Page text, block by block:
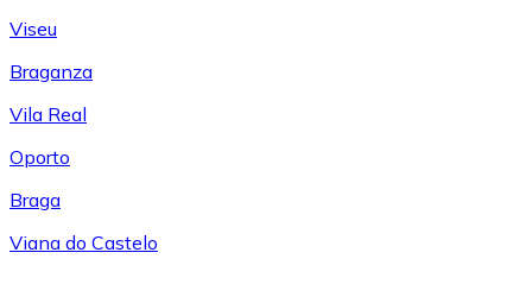
Viseu
Braganza
Vila Real
Oporto
Braga
Viana do Castelo